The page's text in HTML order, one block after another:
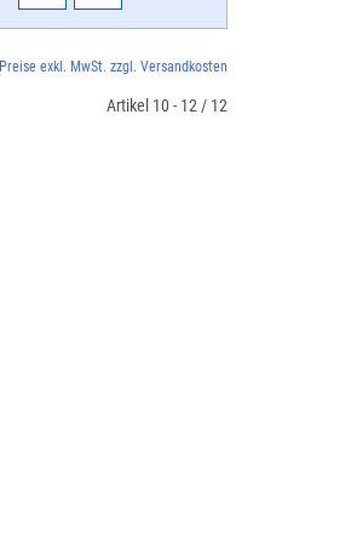
Preise exkl. MwSt. zzgl. Versandkosten
Artikel 10 - 12 / 12